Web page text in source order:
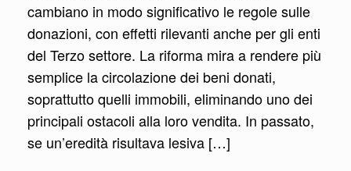
cambiano in modo significativo le regole sulle
donazioni, con effetti rilevanti anche per gli enti
del Terzo settore. La riforma mira a rendere più
semplice la circolazione dei beni donati,
soprattutto quelli immobili, eliminando uno dei
principali ostacoli alla loro vendita. In passato,
se un’eredità risultava lesiva […]